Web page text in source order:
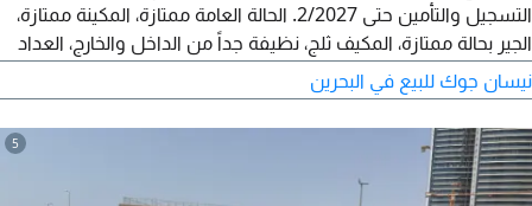
التسجيل والتأمين حتى 2/2027. الحالة العامة ممتازة، المكينة ممتازة،
الجير بحالة ممتازة، المكيف ثلج، نظيفة جداً من الداخل والخارج، العداد
108000 كم. ما تحتاج شيء، طق سلف وتوكل. تمت صيانة السيارة
بالكامل. السعر 2000 دينار وقابل للتفاوض بشكل معقول. شرط
الفحص أولاً. واتساب / اتصال.
نيسان جوك للبيع في البحرين
5